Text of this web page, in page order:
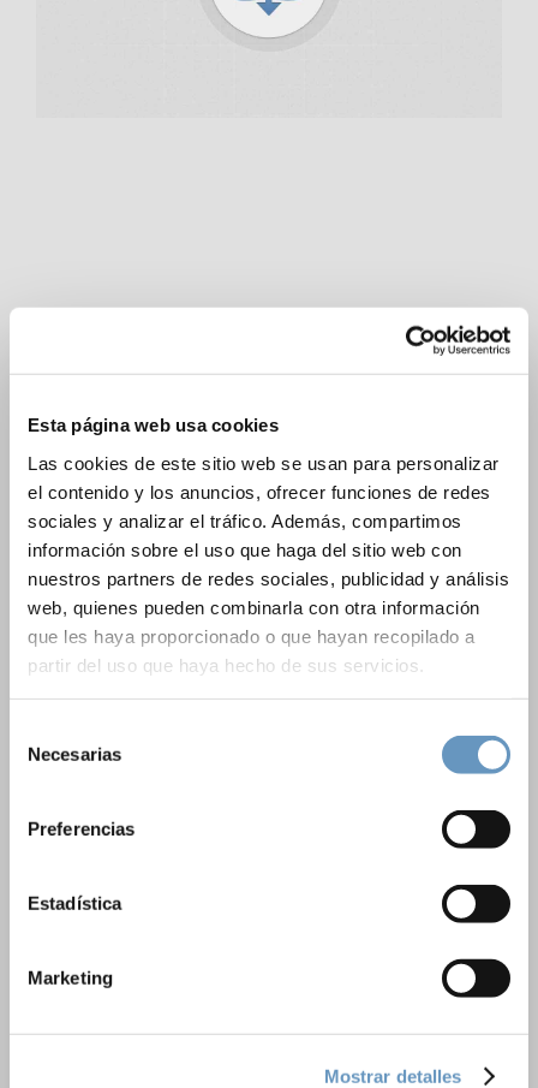
Esta página web usa cookies
Las cookies de este sitio web se usan para personalizar
el contenido y los anuncios, ofrecer funciones de redes
sociales y analizar el tráfico. Además, compartimos
información sobre el uso que haga del sitio web con
nuestros partners de redes sociales, publicidad y análisis
web, quienes pueden combinarla con otra información
que les haya proporcionado o que hayan recopilado a
partir del uso que haya hecho de sus servicios.
Necesarias
Preferencias
Estadística
Marketing
Mostrar detalles
Donec Magna Velit
Branding,Design ,Mobile,WordPress
sodales erat. Etiam elit lorem, lacinia vitae
odio vehicula ultrices in in ipsum. In porttitor lectus
vel augue faucibus, at viverra mauris bibendum. Ut
commodo lacinia orci [...]
APRENDER MÁS